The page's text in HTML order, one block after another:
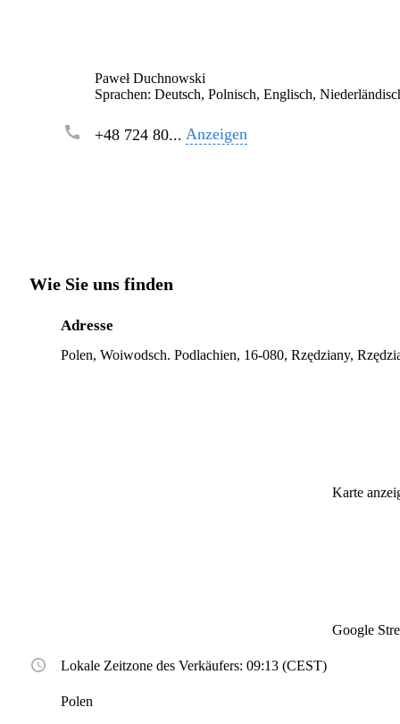
Paweł Duchnowski
Sprachen: Deutsch, Polnisch, Englisch,
+48 724 80... Anzeigen
Wie Sie uns finden
Adresse
Polen, Woiwodsch. Podlachien, 16-080, Rzędziany,
Karte
Google
Lokale Zeitzone des Verkäufers: 09:13 (CEST)
Polen